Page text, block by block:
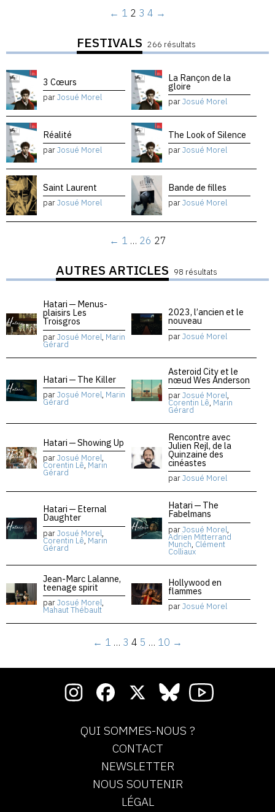
← 1 2 3 4 →
FESTIVALS 266 résultats
3 Cœurs
parJosué Morel
La Rançon de la
gloire
parJosué Morel
Réalité
parJosué Morel
The Look of Silence
parJosué Morel
Saint Laurent
parJosué Morel
Bande de filles
parJosué Morel
← 1 … 26 27
AUTRES ARTICLES 98 résultats
Hatari — Menus-
plaisirs Les
Troisgros
parJosué Morel, Marin
Gérard
2023, l’ancien et le
nouveau
parJosué Morel
Hatari — The Killer
parJosué Morel, Marin
Gérard
Asteroid City et le
nœud Wes Anderson
parJosué Morel,
Corentin Lê, Marin
Gérard
Hatari — Showing Up
parJosué Morel,
Corentin Lê, Marin
Gérard
Rencontre avec
Julien Rejl, de la
Quinzaine des
cinéastes
parJosué Morel
Hatari — Eternal
Daughter
parJosué Morel,
Corentin Lê, Marin
Gérard
Hatari — The
Fabelmans
parJosué Morel,
Adrien Mitterrand
Munch, Clément
Colliaux
Jean-Marc Lalanne,
teenage spirit
parJosué Morel,
Mahaut Thébault
Hollywood en
flammes
parJosué Morel
← 1 … 3 4 5 … 10 →
QUI SOMMES-NOUS ?
CONTACT
NEWSLETTER
NOUS SOUTENIR
LÉGAL